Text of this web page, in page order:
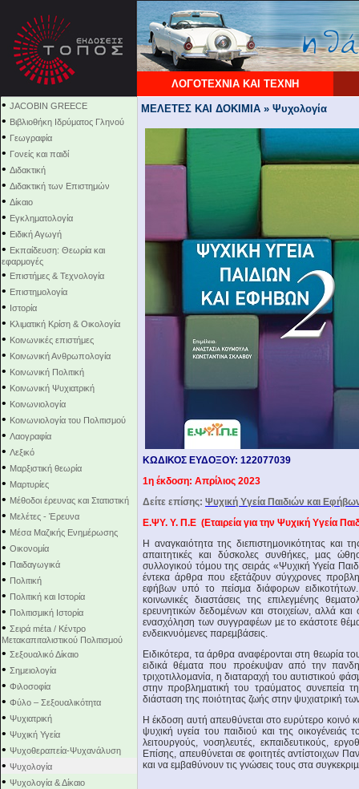
ΛΟΓΟΤΕΧΝΙΑ ΚΑΙ ΤΕΧΝΗ
• JACOBIN GREECE
• Βιβλιοθήκη Ιδρύματος Γληνού
• Γεωγραφία
• Γονείς και παιδί
• Διδακτική
• Διδακτική των Επιστημών
• Δίκαιο
• Εγκληματολογία
• Ειδική Αγωγή
• Εκπαίδευση: Θεωρία και
εφαρμογές
• Επιστήμες & Τεχνολογία
• Επιστημολογία
• Ιστορία
• Κλιματική Κρίση & Οικολογία
• Κοινωνικές επιστήμες
• Κοινωνική Ανθρωπολογία
• Κοινωνική Πολιτική
• Κοινωνική Ψυχιατρική
• Κοινωνιολογία
• Κοινωνιολογία του Πολιτισμού
• Λαογραφία
• Λεξικό
• Μαρξιστική θεωρία
• Μαρτυρίες
• Μέθοδοι έρευνας και Στατιστική
• Μελέτες - Έρευνα
• Μέσα Μαζικής Ενημέρωσης
• Οικονομία
• Παιδαγωγικά
• Πολιτική
• Πολιτική και Ιστορία
• Πολιτισμική Ιστορία
• Σειρά mέta / Κέντρο
Μετακαπιταλιστικού Πολιτισμού
• Σεξουαλικό Δίκαιο
• Σημειολογία
• Φιλοσοφία
• Φύλο – Σεξουαλικότητα
• Ψυχιατρική
• Ψυχική Υγεία
• Ψυχοθεραπεία-Ψυχανάλυση
• Ψυχολογία
• Ψυχολογία & Δίκαιο
ΜΕΛΕΤΕΣ ΚΑΙ ΔΟΚΙΜΙΑ » Ψυχολογία
ΚΩΔΙΚΟΣ ΕΥΔΟΞΟΥ: 122077039
1η έκδοση: Απρίλιος 2023
Δείτε επίσης: Ψυχική Υγεία Παιδιών και
Ε.ΨΥ. Y. Π.Ε (Εταιρεία για την Ψυχική Υγεία
Η αναγκαιότητα της διεπιστηµονικότητας και
απαιτητικές και δύσκολες συνθήκες, µας
συλλογικού τόµου της σειράς «Ψυχική Υγεία
έντεκα άρθρα που εξετάζουν σύγχρονες
εφήβων υπό το πείσµα διάφορων ειδικοτήτων.
κοινωνικές διαστάσεις της επιλεγµένης
ερευνητικών δεδοµένων και στοιχείων, αλλά
ενασχόληση των συγγραφέων µε το εκάστοτε
ενδεικνυόµενες παρεµβάσεις.
Ειδικότερα, τα άρθρα αναφέρονται στη θεωρία
ειδικά θέµατα που προέκυψαν από την
τριχοτιλλοµανία, η διαταραχή του αυτιστικού
στην προβληµατική του τραύµατος συνεπεία
διάσταση της ποιότητας ζωής στην ψυχιατρική
Η έκδοση αυτή απευθύνεται στο ευρύτερο κοινό
ψυχική υγεία του παιδιού και της
λειτουργούς, νοσηλευτές, εκπαιδευτικούς,
Επίσης, απευθύνεται σε φοιτητές αντίστοιχων
και να εµβαθύνουν τις γνώσεις τους στα